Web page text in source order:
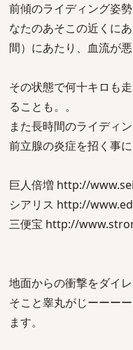
前傾のライディング姿
なたのあそこの近くに
間）にあたり、血流が悪
その状態で何十キロも
ることも。。
また長時間のライディ
前立腺の炎症を招く事に
巨人倍増 http://
シアリス http://
三便宝 http://
地面からの衝撃をダイ
そこと睾丸がじーーー
ます。